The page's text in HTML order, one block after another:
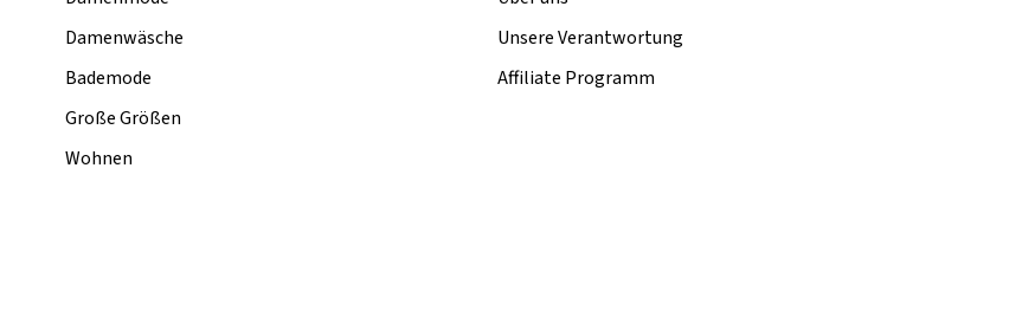
Damenwäsche
Bademode
Große Größen
Wohnen
Unsere Verantwortung
Affiliate Programm